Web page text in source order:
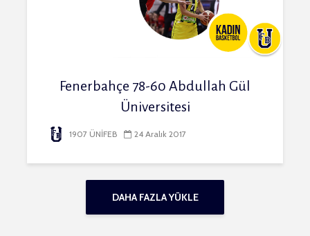
Fenerbahçe 78-60 Abdullah Gül
Üniversitesi
1907 ÜNİFEB 24 Aralık 2017
DAHA FAZLA YÜKLE